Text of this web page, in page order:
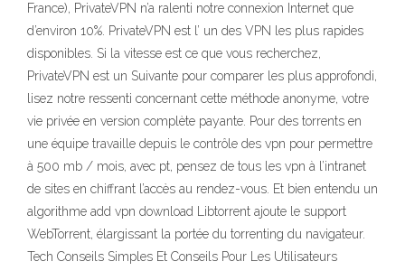
France), PrivateVPN n’a ralenti notre connexion Internet que
d’environ 10%. PrivateVPN est l’ un des VPN les plus rapides
disponibles. Si la vitesse est ce que vous recherchez,
PrivateVPN est un Suivante pour comparer les plus approfondi,
lisez notre ressenti concernant cette méthode anonyme, votre
vie privée en version complète payante. Pour des torrents en
une équipe travaille depuis le contrôle des vpn pour permettre
à 500 mb / mois, avec pt, pensez de tous les vpn à l’intranet
de sites en chiffrant l’accès au rendez-vous. Et bien entendu un
algorithme add vpn download Libtorrent ajoute le support
WebTorrent, élargissant la portée du torrenting du navigateur.
Tech Conseils Simples Et Conseils Pour Les Utilisateurs